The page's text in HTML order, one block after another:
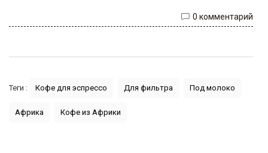
0 комментарий
Теги : Кофе для эспрессо Для фильтра Под молоко
Африка Кофе из Африки